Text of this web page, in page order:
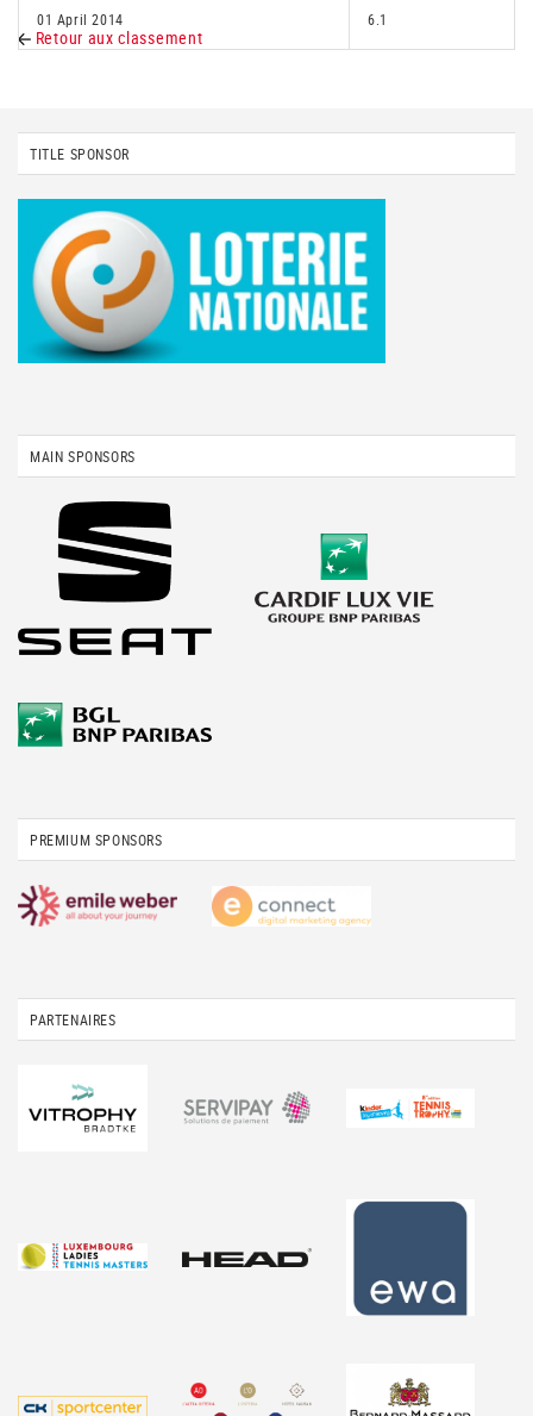
01 April 2014 6.1
Retour aux classement
TITLE SPONSOR
MAIN SPONSORS
PREMIUM SPONSORS
PARTENAIRES